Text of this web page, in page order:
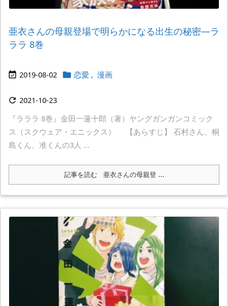
亜衣さんの母親登場で明らかになる出生の秘密―ラ
ララ 8巻
 2019-08-02  恋愛 , 漫画
 2021-10-23
『ラララ 8巻』金田一蓮十郎（著）ヤングガンガンコミック
ス（スクウェア・エニックス） 【あらすじ】 石村さん、桐
島くん、准くんの3人 ...
記事を読む 亜衣さんの母親登 ...